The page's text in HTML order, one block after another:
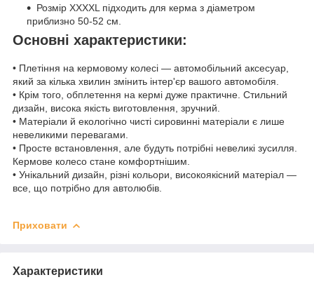
Розмір XXXXL підходить для керма з діаметром
приблизно 50-52 см.
Основні характеристики:
• Плетіння на кермовому колесі — автомобільний аксесуар,
який за кілька хвилин змінить інтер'єр вашого автомобіля.
• Крім того, обплетення на кермі дуже практичне. Стильний
дизайн, висока якість виготовлення, зручний.
• Матеріали й екологічно чисті сировинні матеріали є лише
невеликими перевагами.
• Просте встановлення, але будуть потрібні невеликі зусилля.
Кермове колесо стане комфортнішим.
• Унікальний дизайн, різні кольори, високоякісний матеріал —
все, що потрібно для автолюбів.
Приховати
Характеристики